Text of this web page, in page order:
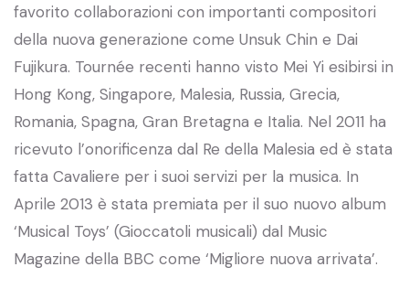
favorito collaborazioni con importanti compositori
della nuova generazione come Unsuk Chin e Dai
Fujikura. Tournée recenti hanno visto Mei Yi esibirsi in
Hong Kong, Singapore, Malesia, Russia, Grecia,
Romania, Spagna, Gran Bretagna e Italia. Nel 2011 ha
ricevuto l’onorificenza dal Re della Malesia ed è stata
fatta Cavaliere per i suoi servizi per la musica. In
Aprile 2013 è stata premiata per il suo nuovo album
‘Musical Toys’ (Gioccatoli musicali) dal Music
Magazine della BBC come ‘Migliore nuova arrivata’.